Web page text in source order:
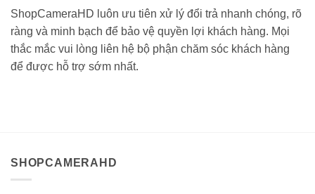
ShopCameraHD luôn ưu tiên xử lý đổi trả nhanh chóng, rõ
ràng và minh bạch để bảo vệ quyền lợi khách hàng. Mọi
thắc mắc vui lòng liên hệ bộ phận chăm sóc khách hàng
để được hỗ trợ sớm nhất.
SHOPCAMERAHD